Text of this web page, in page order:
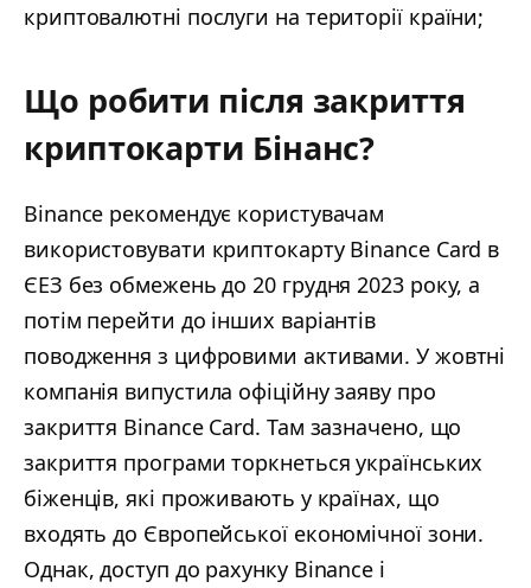
криптовалютні послуги на території країни;
Що робити після закриття
криптокарти Бінанс?
Binance рекомендує користувачам
використовувати криптокарту Binance Card в
ЄЕЗ без обмежень до 20 грудня 2023 року, а
потім перейти до інших варіантів
поводження з цифровими активами. У жовтні
компанія випустила офіційну заяву про
закриття Binance Card. Там зазначено, що
закриття програми торкнеться українських
біженців, які проживають у країнах, що
входять до Європейської економічної зони.
Однак, доступ до рахунку Binance і